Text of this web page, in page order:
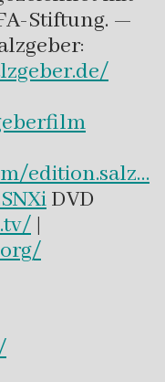
Stiftung. —
edition.salz…
DVD
|